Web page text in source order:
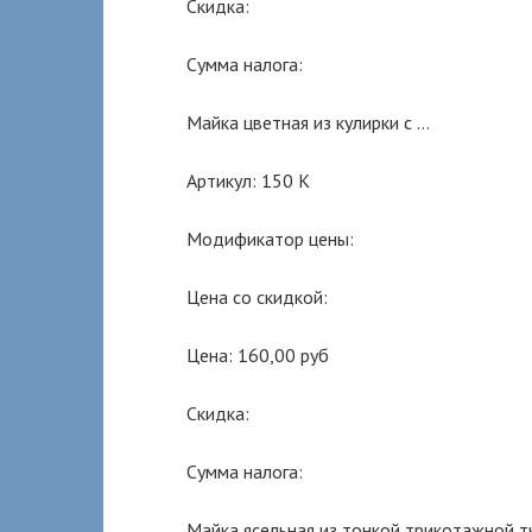
Скидка:
Сумма налога:
Майка цветная из кулирки с …
Артикул: 150 К
Модификатор цены:
Цена со скидкой:
Цена: 160,00 руб
Скидка:
Сумма налога: